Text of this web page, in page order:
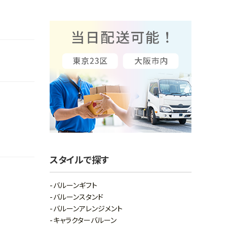
スタイルで探す
バルーンギフト
バルーンスタンド
バルーンアレンジメント
キャラクターバルーン